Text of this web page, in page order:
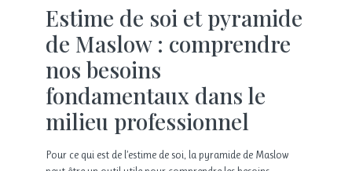
Estime de soi et pyramide
de Maslow : comprendre
nos besoins
fondamentaux dans le
milieu professionnel
Pour ce qui est de l’estime de soi, la pyramide de Maslow